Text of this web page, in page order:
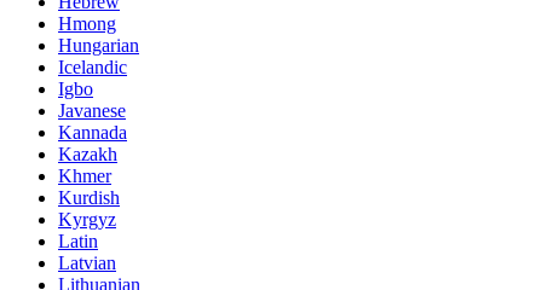
Hmong
Hungarian
Icelandic
Igbo
Javanese
Kannada
Kazakh
Khmer
Kurdish
Kyrgyz
Latin
Latvian
Lithuanian